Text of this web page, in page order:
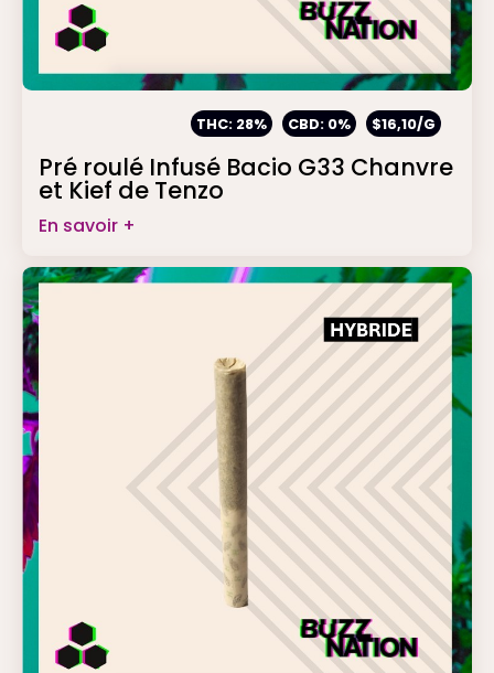
THC: 28% CBD: 0% $16,10/G
Pré roulé Infusé Bacio G33 Chanvre
et Kief de Tenzo
En savoir +